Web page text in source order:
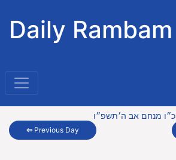
Daily Rambam
⇦ Previous Day
כ״ו מנחם אב ה׳תשפ״ו